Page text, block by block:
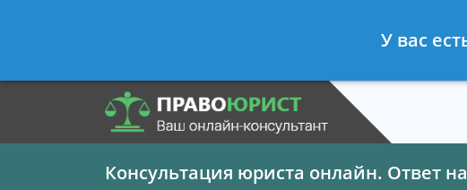
- Юрист по гражданскому
Консультация юриста онлайн. Ответ
У вас